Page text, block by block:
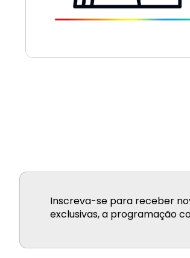
Inscreva-se para receber
exclusivas, a programação